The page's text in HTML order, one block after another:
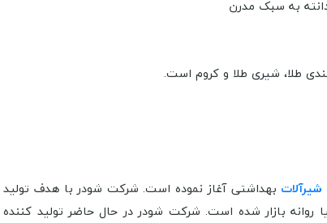
طلا، شیری طلا و کروم است.
شیرآلات بهداشتی آغاز نموده است. شرکت شودر با هدف
روانه بازار شده است. شرکت شودر در حال حاضر تولید کننده